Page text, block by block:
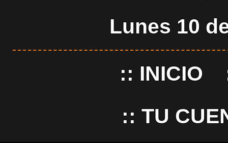
Lunes 10
:: INICIO
:: TU